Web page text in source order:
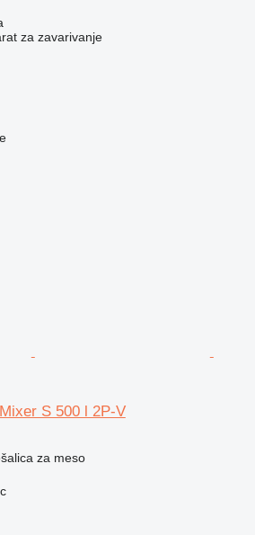
za zavarivanje
S 500 l 2P-V
za meso